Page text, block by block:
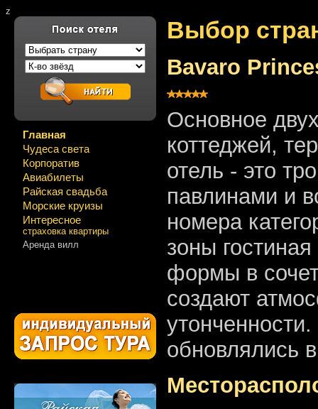
z
Главная
Чудеса света
Корпоратив
Авиабилеты
Райская свадьба
Морские круизы
Интересное
страховка квартиры
Аренда вилл
Выбор
Bavaro
Основное
коттеджей,
отель - это
павлинами и
номера
зоны
формы в
создают
обновлялись